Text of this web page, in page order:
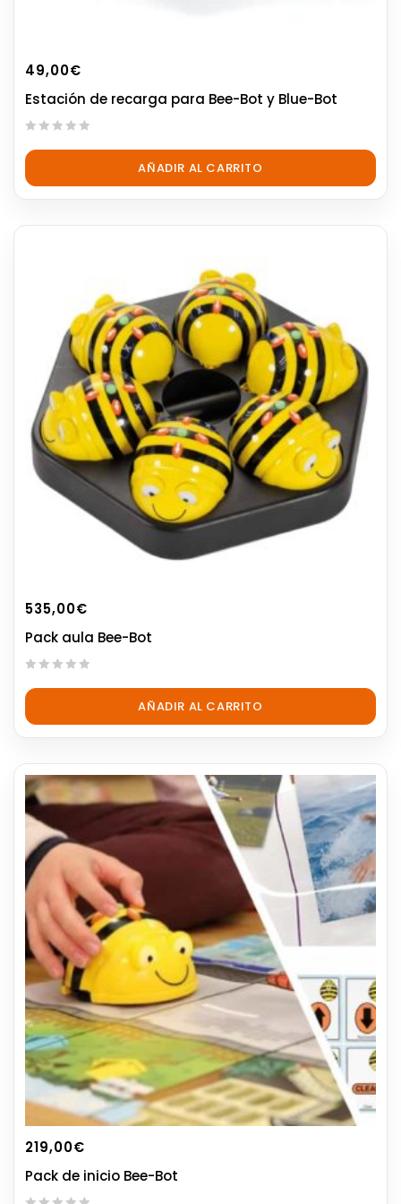
49,00€
Estación de recarga para Bee-Bot y Blue-Bot
out
5
AÑADIR AL CARRITO
535,00€
Pack aula Bee-Bot
out
5
AÑADIR AL CARRITO
219,00€
Pack de inicio Bee-Bot